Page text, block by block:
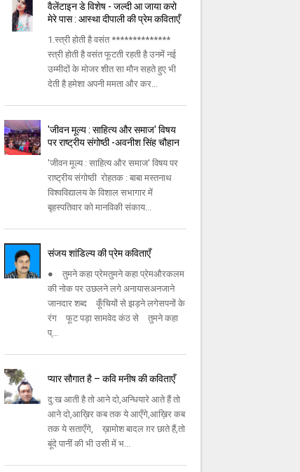
वैलेंटाइन डे विशेष - जल्दी आ जाया करो
मेरे पास : आस्था दीपाली की प्रेम कविताएँ
1.स्त्री होती है वसंत **************
स्त्री होती है वसंत फूटती रहती है उनमें नई
उम्मीदों के मोजर शीत सा मौन सहते हुए भी
देती है हमेशा अपनी ममता और कर...
'जीवन मूल्य : साहित्य और समाज' विषय
पर राष्ट्रीय संगोष्ठी -अवनीश सिंह चौहान
'जीवन मूल्य : साहित्य और समाज' विषय पर
राष्ट्रीय संगोष्ठी रोहतक : बाबा मस्तनाथ
विश्वविद्यालय के विशाल सभागार में
बृहस्पतिवार को मानविकी संकाय...
संजय शांडिल्य की प्रेम कविताएँ
● तुमने कहा प्रेमतुमने कहा प्रेमऔरकलम
की नोक पर उछलने लगे अनायासअनजाने
जानदार शब्द कूँचियों से झड़ने लगेसपनों के
रंग फूट पड़ा सामवेद कंठ से तुमने कहा
प्...
प्यार सौगात है – कवि मनीष की कविताएँ
दु:ख आती है तो आने दो,अन्धियारे आते हैं तो
आने दो,आख़िर कब तक ये आएँगे,आख़िर कब
तक ये सताएँगे, ख़ामोश बादल ग़र छाते हैं,तो
बूंदे पानीं की भी उसी में भ...